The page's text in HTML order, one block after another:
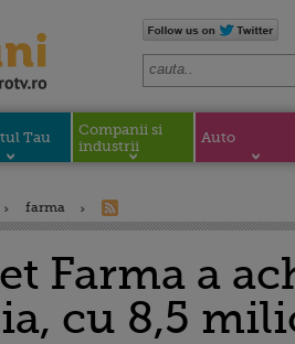
Tau
Companii si
industrii
Auto
farma
Farma a
cu 8,5